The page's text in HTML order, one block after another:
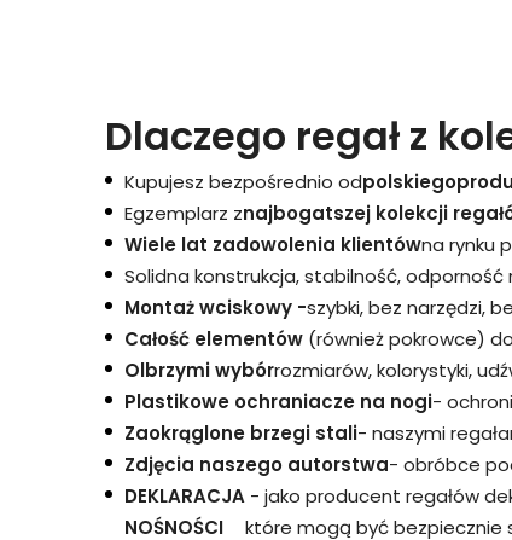
Dlaczego regał z
Kupujesz bezpośrednio odpolskiego
Egzemplarz znajbogatszej kolekcji
Wiele lat zadowolenia klientówna rynku
Solidna konstrukcja, stabilność,
Montaż wciskowy -szybki, bez narzędzi,
Całość elementów (również pokrowce)
Olbrzymi wybórrozmiarów, kolorystyki,
Plastikowe ochraniacze na nogi-
Zaokrąglone brzegi stali- naszymi
Zdjęcia naszego autorstwa- obróbce
DEKLARACJA
NOŚNOŚCI
- jako producent regałów
które mogą być bezpiecznie